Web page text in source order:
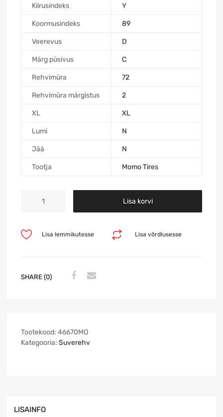
Kiirusindeks Y
Koormusindeks 89
Veerevus D
Märg püsivus C
Rehvimüra 72
Rehvimüra märgistus 2
XL XL
Lumi N
Jää N
Tootja Momo Tires
Lisa korvi
Lisa võrdlusesse
Lisa lemmikutesse
SHARE (0)
Tootekood: 46670MO
Kategooria: Suverehv
LISAINFO